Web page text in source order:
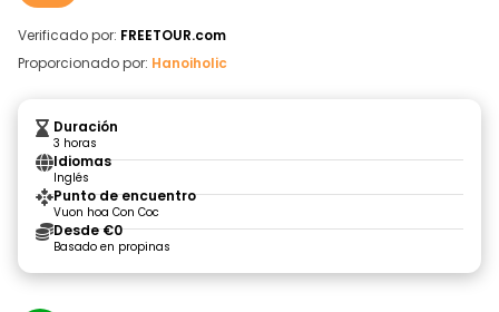
Verificado por: FREETOUR.com
Proporcionado por: Hanoiholic
Duración
3 horas
Idiomas
Inglés
Punto de encuentro
Vuon hoa Con Coc
Desde €0
Basado en propinas